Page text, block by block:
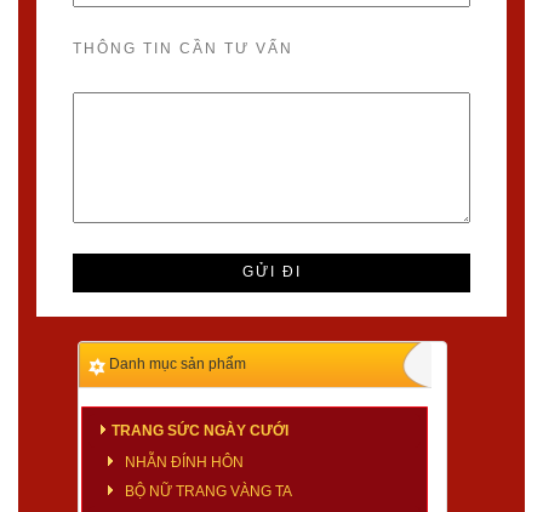
THÔNG TIN CẦN TƯ VẤN
Danh mục sản phẩm
TRANG SỨC NGÀY CƯỚI
NHẪN ĐÍNH HÔN
BỘ NỮ TRANG VÀNG TA